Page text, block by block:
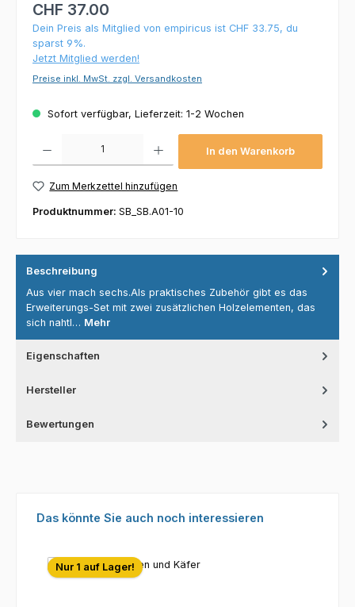
CHF 37.00
Dein Preis als Mitglied von empiricus ist CHF 33.75, du
sparst 9%.
Jetzt Mitglied werden!
Preise inkl. MwSt. zzgl. Versandkosten
Sofort verfügbar, Lieferzeit: 1-2 Wochen
In den Warenkorb
Zum Merkzettel hinzufügen
Produktnummer: SB_SB.A01-10
Beschreibung
Aus vier mach sechs.Als praktisches Zubehör gibt es das
Erweiterungs-Set mit zwei zusätzlichen Holzelementen, das
sich nahtl… Mehr
Eigenschaften
Hersteller
Bewertungen
Produktgalerie überspringen
Das könnte Sie auch noch interessieren
Nur 1 auf Lager!